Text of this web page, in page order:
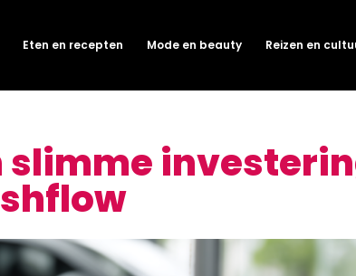
Eten en recepten Mode en beauty Reizen en
slimme